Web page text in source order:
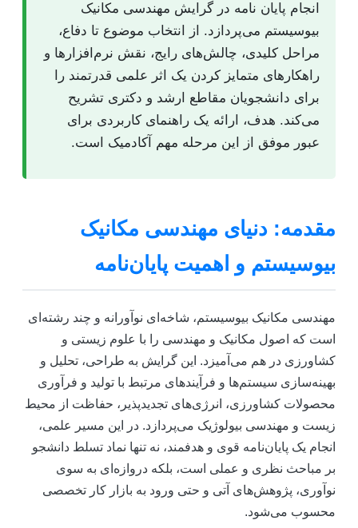
انجام پایان نامه در گرایش مهندسی مکانیک
بیوسیستم می‌پردازد. از انتخاب موضوع تا دفاع،
مراحل کلیدی، چالش‌های رایج، نقش نرم‌افزارها و
راهکارهای متمایز کردن یک اثر علمی قدرتمند را
برای دانشجویان مقاطع ارشد و دکتری تشریح
می‌کند. هدف، ارائه یک راهنمای کاربردی برای
عبور موفق از این مرحله مهم آکادمیک است.
مقدمه: دنیای مهندسی مکانیک
بیوسیستم و اهمیت پایان‌نامه
مهندسی مکانیک بیوسیستم، شاخه‌ای نوآورانه و چند رشته‌ای
است که اصول مکانیک و مهندسی را با علوم زیستی و
کشاورزی در هم می‌آمیزد. این گرایش به طراحی، تحلیل و
بهینه‌سازی سیستم‌ها و فرآیندهای مرتبط با تولید و فرآوری
محصولات کشاورزی، انرژی‌های تجدیدپذیر، حفاظت از محیط
زیست و مهندسی بیولوژیک می‌پردازد. در این مسیر علمی،
انجام یک پایان‌نامه قوی و هدفمند، نه تنها نماد تسلط دانشجو
بر مباحث نظری و عملی است، بلکه دروازه‌ای به سوی
نوآوری، پژوهش‌های آتی و حتی ورود به بازار کار تخصصی
محسوب می‌شود.